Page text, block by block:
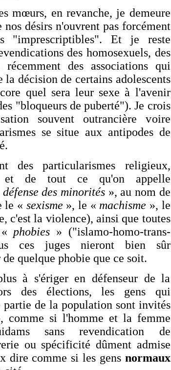
mœurs, en revanche, je demeure
nos désirs n'ouvrent pas forcément
"imprescriptibles". Et je reste
des homosexuels, des
récemment des associations qui
la décision de certains adolescents
quel sera leur sexe à l'avenir
"bloqueurs de puberté"). Je crois
souvent outrancière voire
se situe aux antipodes de
des particularismes religieux,
et de tout ce qu'on appelle
défense des minorités», au nom de
le « sexisme », le « machisme », le
c'est la violence), ainsi que toutes
phobies » ("islamo-homo-trans-
ces juges nieront bien sûr
quelque phobie que ce soit.
à s'ériger en défenseur de la
des élections, les gens qui
partie de la population sont invités
comme si l'homme et la femme
sans revendication de
ou spécificité dûment admise
dire comme si les gens normaux